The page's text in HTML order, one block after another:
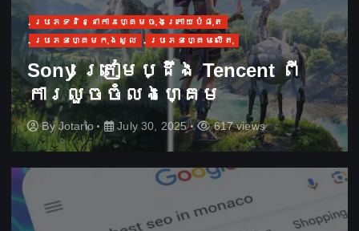
ប្រភេទនិន្នាការហ្គេមចុងក្រោយបំផុត
ប្រភេទហ្គេមកុងសូល
ប្រភេទហ្គេមលើតុ
Sony ត្រៀមប្ដឹង​ Tencent ពី
ការលួចចំលងហ្គេម
ByJotario July 30, 2025 617 views